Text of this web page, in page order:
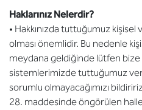
Haklarınız Nelerdir?
• Hakkınızda tuttuğumuz
olması önemlidir. Bu nedenle
meydana geldiğinde lütfen bize
sistemlerimizde tuttuğumuz
sorumlu olmayacağımızı
28. maddesinde öngörülen